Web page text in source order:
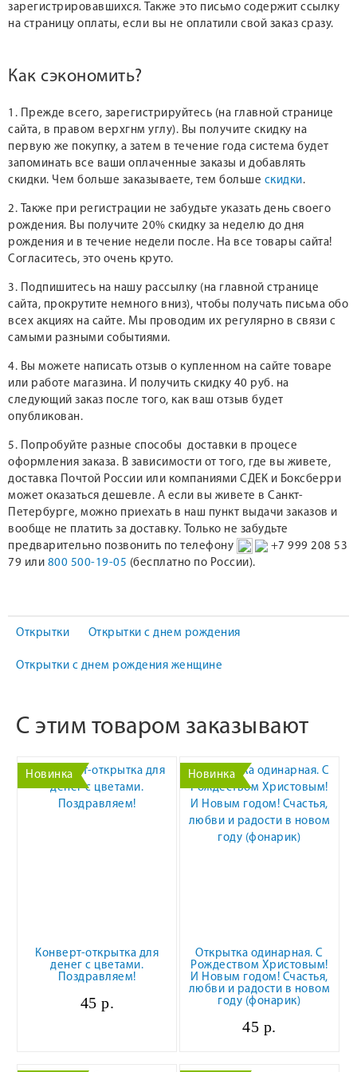
зарегистрировавшихся. Также это письмо содержит ссылку
на страницу оплаты, если вы не оплатили свой заказ сразу.
Как сэкономить?
1. Прежде всего, зарегистрируйтесь (на главной странице
сайта, в правом верхгнм углу). Вы получите скидку на
первую же покупку, а затем в течение года система будет
запоминать все ваши оплаченные заказы и добавлять
скидки. Чем больше заказываете, тем больше скидки.
2. Также при регистрации не забудьте указать день своего
рождения. Вы получите 20% скидку за неделю до дня
рождения и в течение недели после. На все товары сайта!
Согласитесь, это очень круто.
3. Подпишитесь на нашу рассылку (на главной странице
сайта, прокрутите немного вниз), чтобы получать письма обо
всех акциях на сайте. Мы проводим их регулярно в связи с
самыми разными событиями.
4. Вы можете написать отзыв о купленном на сайте товаре
или работе магазина. И получить скидку 40 руб. на
следующий заказ после того, как ваш отзыв будет
опубликован.
5. Попробуйте разные способы доставки в процесе
оформления заказа. В зависимости от того, где вы живете,
доставка Почтой России или компаниями СДЕК и Боксберри
может оказаться дешевле. А если вы живете в Санкт-
Петербурге, можно приехать в наш пункт выдачи заказов и
вообще не платить за доставку. Только не забудьте
предварительно позвонить по телефону
+7 999 208 53
79 или 800 500-19-05 (бесплатно по России).
Открытки Открытки с днем рождения
Открытки с днем рождения женщине
С этим товаром заказывают
Новинка
Конверт-открытка для
денег с цветами.
Поздравляем!
45 р.
Новинка
Открытка одинарная. С
Рождеством Христовым!
И Новым годом! Счастья,
любви и радости в новом
году (фонарик)
45 р.